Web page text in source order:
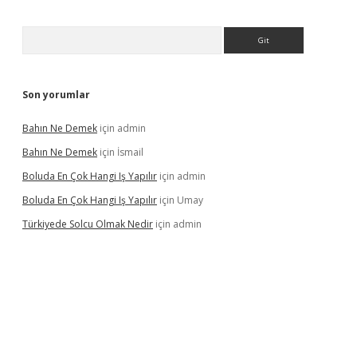
Son yorumlar
Bahın Ne Demek için admin
Bahın Ne Demek için İsmail
Boluda En Çok Hangi Iş Yapılır için admin
Boluda En Çok Hangi Iş Yapılır için Umay
Türkiyede Solcu Olmak Nedir için admin